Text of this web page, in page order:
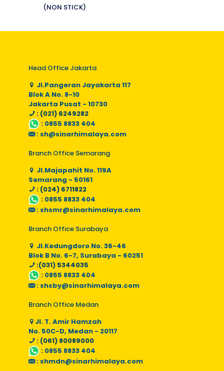
(NON STICK)
Head Office Jakarta
Jl.Pangeran Jayakarta 117
Blok A No. 8-10
Jakarta Pusat - 10730
: (021) 6249282
: 0855 8833 404
: sh@sinarhimalaya.com
Branch Office Semarang
Jl.Majapahit No. 119A
Semarang - 50161
: (024) 6711822
: 0855 8833 404
: shsmr@sinarhimalaya.com
Branch Office Surabaya
Jl.Kedungdoro No. 36-46
Blok B No. 6-7, Surabaya - 60251
:(031) 5344035
: 0855 8833 404
: shsby@sinarhimalaya.com
Branch Office Medan
Jl. T. Amir Hamzah
No. 50C-D, Medan - 20117
: (061) 80089000
: 0855 8833 404
: shmdn@sinarhimalaya.com